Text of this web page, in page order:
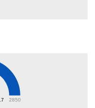
2850